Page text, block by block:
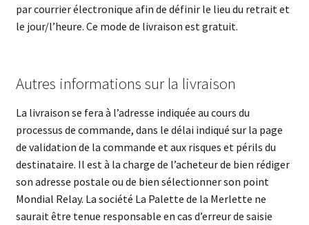
par courrier électronique afin de définir le lieu du retrait et
le jour/l’heure. Ce mode de livraison est gratuit.
Autres informations sur la livraison
La livraison se fera à l’adresse indiquée au cours du
processus de commande, dans le délai indiqué sur la page
de validation de la commande et aux risques et périls du
destinataire. Il est à la charge de l’acheteur de bien rédiger
son adresse postale ou de bien sélectionner son point
Mondial Relay. La société La Palette de la Merlette ne
saurait être tenue responsable en cas d’erreur de saisie